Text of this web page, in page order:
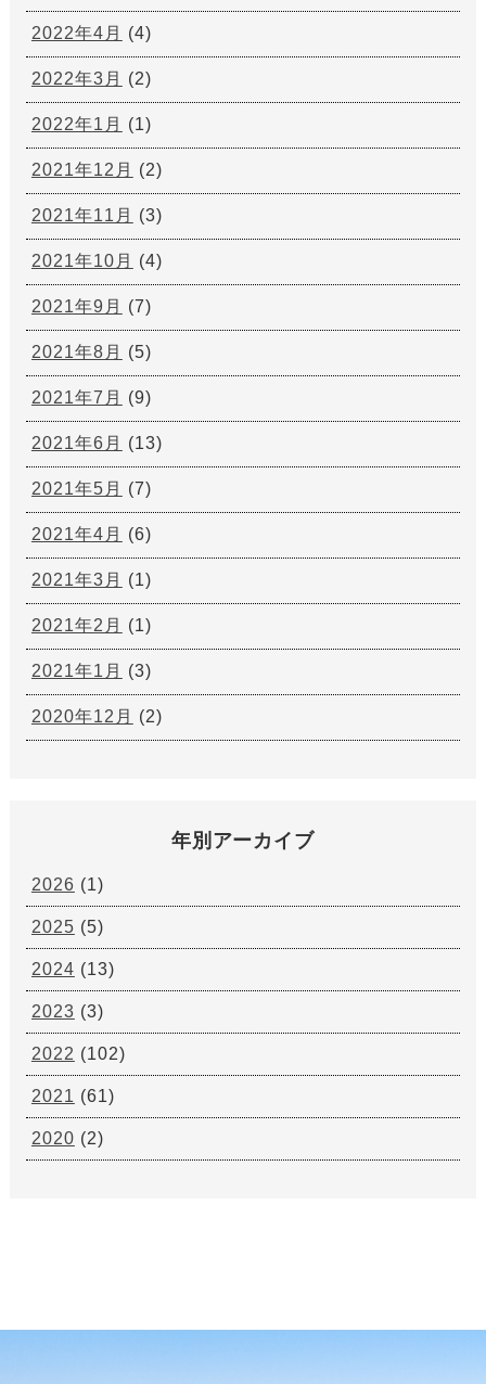
2022年4月 (4)
2022年3月 (2)
2022年1月 (1)
2021年12月 (2)
2021年11月 (3)
2021年10月 (4)
2021年9月 (7)
2021年8月 (5)
2021年7月 (9)
2021年6月 (13)
2021年5月 (7)
2021年4月 (6)
2021年3月 (1)
2021年2月 (1)
2021年1月 (3)
2020年12月 (2)
年別アーカイブ
2026 (1)
2025 (5)
2024 (13)
2023 (3)
2022 (102)
2021 (61)
2020 (2)